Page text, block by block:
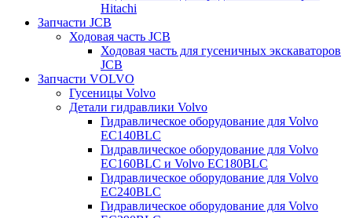
Hitachi
Запчасти JCB
Ходовая часть JCB
Ходовая часть для гусеничных экскаваторов
JCB
Запчасти VOLVO
Гусеницы Volvo
Детали гидравлики Volvo
Гидравлическое оборудование для Volvo
EC140BLC
Гидравлическое оборудование для Volvo
EC160BLC и Volvo EC180BLC
Гидравлическое оборудование для Volvo
EC240BLC
Гидравлическое оборудование для Volvo